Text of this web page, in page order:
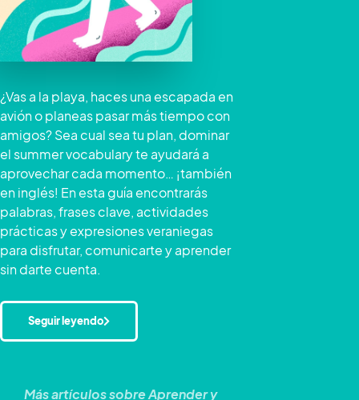
¿Vas a la playa, haces una escapada en
avión o planeas pasar más tiempo con
amigos? Sea cual sea tu plan, dominar
el summer vocabulary te ayudará a
aprovechar cada momento… ¡también
en inglés! En esta guía encontrarás
palabras, frases clave, actividades
prácticas y expresiones veraniegas
para disfrutar, comunicarte y aprender
sin darte cuenta.
Seguir leyendo
Más artículos sobreAprender y